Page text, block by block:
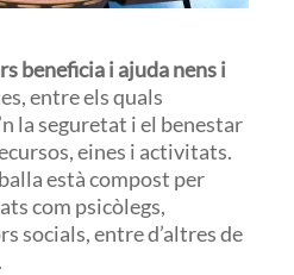
beneficia i ajuda nens i
entre els quals
la seguretat i el benestar
eines i activitats.
està compost per
com psicòlegs,
socials, entre d’altres de